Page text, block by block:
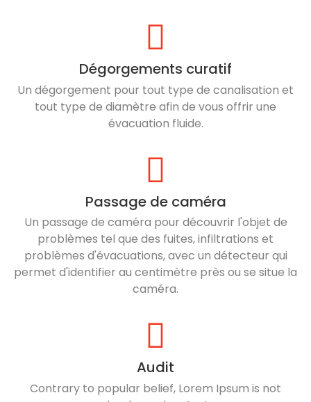
Dégorgements curatif
Un dégorgement pour tout type de canalisation et
tout type de diamètre afin de vous offrir une
évacuation fluide.
Passage de caméra
Un passage de caméra pour découvrir l'objet de
problèmes tel que des fuites, infiltrations et
problèmes d'évacuations, avec un détecteur qui
permet d'identifier au centimètre près ou se situe la
caméra.
Audit
Contrary to popular belief, Lorem Ipsum is not